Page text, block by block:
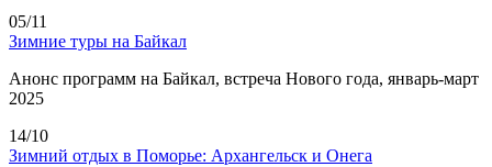
05/11
Зимние туры на Байкал
Анонс программ на Байкал, встреча Нового года, январь-март
2025
14/10
Зимний отдых в Поморье: Архангельск и Онега